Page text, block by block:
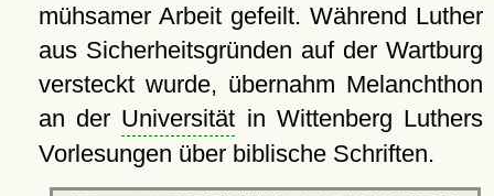
mühsamer Arbeit gefeilt. Während Luther
aus Sicherheitsgründen auf der Wartburg
versteckt wurde, übernahm Melanchthon
an der Universität in Wittenberg Luthers
Vorlesungen über biblische Schriften.